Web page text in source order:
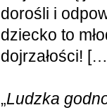
dorośli i
dziecko to
dojrzałości!
„Ludzka